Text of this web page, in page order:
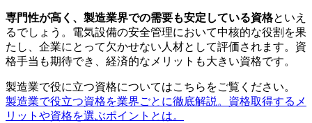
専門性が高く、製造業界での需要も安定している資格といえ
るでしょう。電気設備の安全管理において中核的な役割を果
たし、企業にとって欠かせない人材として評価されます。資
格手当も期待でき、経済的なメリットも大きい資格です。
製造業で役に立つ資格についてはこちらをご覧ください。
製造業で役立つ資格を業界ごとに徹底解説。資格取得するメ
リットや資格を選ぶポイントとは。